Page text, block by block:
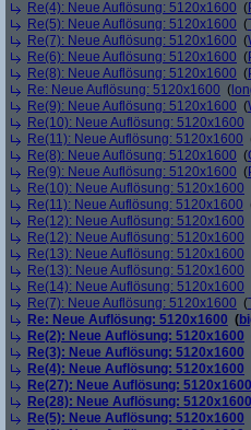
Re(4): Neue Auflösung: 5120x1600 (
Re(5): Neue Auflösung: 5120x1600 (
Re(7): Neue Auflösung: 5120x1600 (
Re(6): Neue Auflösung: 5120x1600 (
Re(8): Neue Auflösung: 5120x1600 (
Re: Neue Auflösung: 5120x1600 (
Re(9): Neue Auflösung: 5120x1600 (
Re(10): Neue Auflösung: 5120x1600
Re(11): Neue Auflösung: 5120x1600
Re(8): Neue Auflösung: 5120x1600 (
Re(9): Neue Auflösung: 5120x1600 (
Re(10): Neue Auflösung: 5120x1600
Re(11): Neue Auflösung: 5120x1600
Re(12): Neue Auflösung: 5120x1600
Re(12): Neue Auflösung: 5120x1600
Re(13): Neue Auflösung: 5120x1600
Re(13): Neue Auflösung: 5120x1600
Re(14): Neue Auflösung: 5120x1600
Re(7): Neue Auflösung: 5120x1600 (
Re: Neue Auflösung: 5120x1600 (
Re(2): Neue Auflösung: 5120x1600
Re(3): Neue Auflösung: 5120x1600
Re(4): Neue Auflösung: 5120x1600
Re(27): Neue Auflösung: 5120x1600
Re(28): Neue Auflösung: 5120x1600
Re(5): Neue Auflösung: 5120x1600